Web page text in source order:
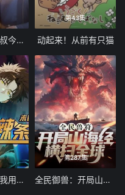
135 136
139 140
143 144
147 148
151 152
155 156
159 160
娇娇的精分皇叔今天又吃醋了
第43集
动起来！从前有只猫
末日走私商：我用辣条换金砖动态漫画
第287集
全民御兽：开局山海经，我横扫全球